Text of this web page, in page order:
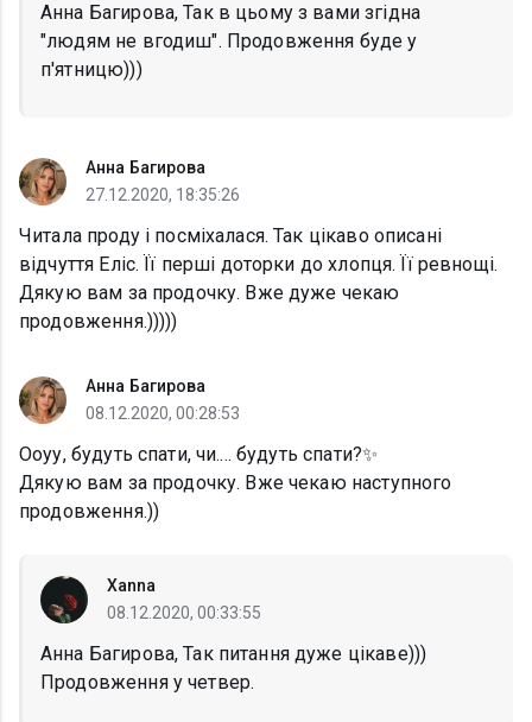
Анна Багирова, Так в цьому з вами згідна
"людям не вгодиш". Продовження буде у
п'ятницю)))
Анна Багирова
27.12.2020, 18:35:26
Читала проду і посміхалася. Так цікаво описані
відчуття Еліс. Її перші доторки до хлопця. Її ревнощі.
Дякую вам за продочку. Вже дуже чекаю
продовження.)))))
Анна Багирова
08.12.2020, 00:28:53
Ооуу, будуть спати, чи.... будуть спати?✨
Дякую вам за продочку. Вже чекаю наступного
продовження.))
Xanna
08.12.2020, 00:33:55
Анна Багирова, Так питання дуже цікаве)))
Продовження у четвер.